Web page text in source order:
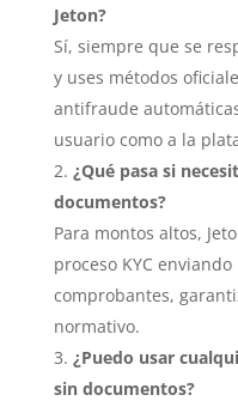
Jeton?
Sí, siempre que se
y uses métodos
antifraude
usuario como a la
¿Qué pasa si
documentos?
Para montos altos,
proceso KYC
comprobantes,
normativo.
¿Puedo usar
sin documentos?